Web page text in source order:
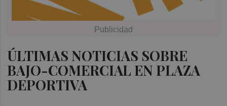
ÚLTIMAS NOTICIAS SOBRE
BAJO-COMERCIAL EN PLAZA
DEPORTIVA